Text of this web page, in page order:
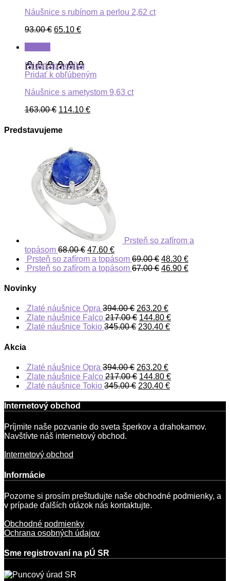
Náušnice s rubínom a perlou 2,62 ct
93.00€ 65.10 €
Pridať do košíka
Pridať k obľúbeným
Náušnice s ametystom 9,63 ct
163.00€ 114.10 €
Predstavujeme
Prsteň so zafírom a
topásom 68.00€ 47.60 €
Prsteň so zafírom a topásom 69.00€ 48.30 €
Prsteň so zafírom a topásom 67.00€ 46.90 €
Novinky
Zlaté náušnice Opra 394.00€ 263.20 €
Zlate náušnice Falco 217.00€ 144.80 €
Zlaté náušnice Tokio 345.00€ 230.40 €
Akcia
Zlaté náušnice Opra 394.00€ 263.20 €
Zlate náušnice Falco 217.00€ 144.80 €
Zlaté náušnice Tokio 345.00€ 230.40 €
Internetový obchod
Príjmite naše pozvanie do sveta šperkov a drahokamov.
Navštívte náš internetový obchod.
Internetový obchod
Informácie
Pozorne si prosím preštudujte naše obchodné podmienky, a
v prípade ďalších otázok nás kontaktujte.
Obchodné podmienky
Ochrana osobných údajov
Sme registrovaní na pÚ SR